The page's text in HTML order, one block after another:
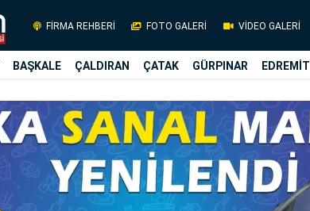
FİRMA REHBERİ FOTO GALERİ VİDEO GALERİ
BAŞKALE ÇALDIRAN ÇATAK GÜRPINAR EDREMİT